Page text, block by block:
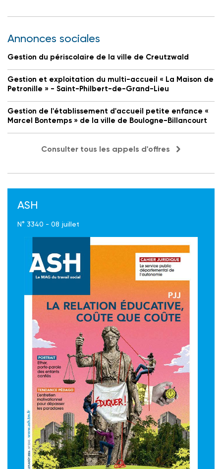
Annonces sociales
Gestion du périscolaire de la ville de Creutzwald
Gestion et exploitation du multi-accueil « La Maison de
Petronille » - Saint-Philbert-de-Grand-Lieu
Gestion de l'établissement d'accueil petite enfance «
Marcel Bontemps » de la ville de Boulogne-Billancourt
Consulter tous les appels d'offres
ASH
N° 3340 - 08 juillet